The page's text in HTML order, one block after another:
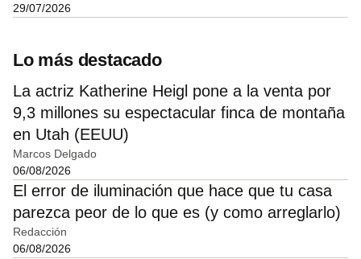
29/07/2026
Lo más destacado
La actriz Katherine Heigl pone a la venta por
9,3 millones su espectacular finca de montaña
en Utah (EEUU)
Marcos Delgado
06/08/2026
El error de iluminación que hace que tu casa
parezca peor de lo que es (y como arreglarlo)
Redacción
06/08/2026